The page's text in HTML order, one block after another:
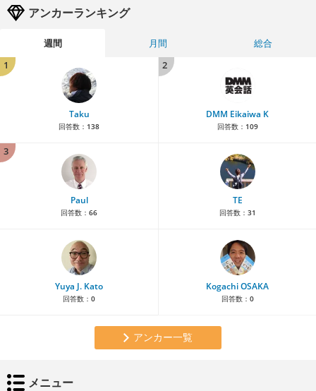
アンカーランキング
週間 月間
総合
1
Taku
回答数： 138
2
DMM Eikaiwa K
回答数： 109
3
Paul
回答数： 66
TE
回答数： 31
Yuya J. Kato
回答数： 0
Kogachi OSAKA
回答数： 0
アンカー一覧
メニュー